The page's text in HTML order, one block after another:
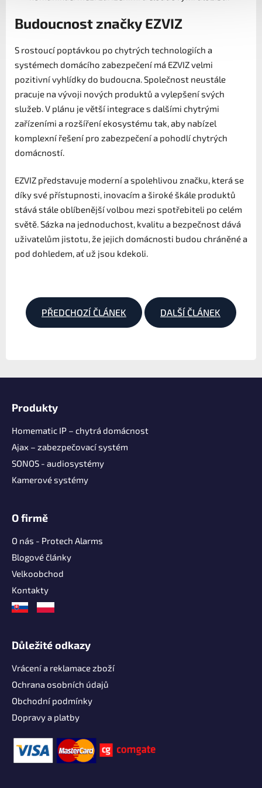
Budoucnost značky EZVIZ
S rostoucí poptávkou po chytrých technologiích a
systémech domácího zabezpečení má EZVIZ velmi
pozitivní vyhlídky do budoucna. Společnost neustále
pracuje na vývoji nových produktů a vylepšení svých
služeb. V plánu je větší integrace s dalšími chytrými
zařízeními a rozšíření ekosystému tak, aby nabízel
komplexní řešení pro zabezpečení a pohodlí chytrých
domácností.
EZVIZ představuje moderní a spolehlivou značku, která se
díky své přístupnosti, inovacím a široké škále produktů
stává stále oblíbenější volbou mezi spotřebiteli po celém
světě. Sázka na jednoduchost, kvalitu a bezpečnost dává
uživatelům jistotu, že jejich domácnosti budou chráněné a
pod dohledem, ať už jsou kdekoli.
PŘEDCHOZÍ ČLÁNEK DALŠÍ ČLÁNEK
Produkty
Homematic IP – chytrá domácnost
Ajax – zabezpečovací systém
SONOS - audiosystémy
Kamerové systémy
O firmě
O nás - Protech Alarms
Blogové články
Velkoobchod
Kontakty
Důležité odkazy
Vrácení a reklamace zboží
Ochrana osobních údajů
Obchodní podmínky
Dopravy a platby